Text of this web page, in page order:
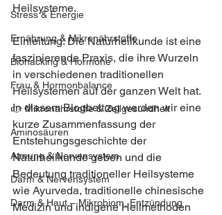
Stress & Energie
Ernährung & Mikronährstoffe
Biohacking & Hormone
Frau & Hormonbalance
👉 Mikronährstoffe & Zellgesundheit
Aminosäuren
Atmung & Nervensystem
Darm & Nervensystem
Darm & Haut – Mikrobiom, Entzündung
Heilsysteme.
Einleitung: Die Naturheilkunde ist eine
faszinierende Praxis, die ihre Wurzeln
in verschiedenen traditionellen
Heilsystemen auf der ganzen Welt hat.
In diesem Blogbeitrag werden wir eine
kurze Zusammenfassung der
Entstehungsgeschichte der
Naturheilkunde geben und die
Bedeutung traditioneller Heilsysteme
wie Ayurveda, traditionelle chinesische
Medizin und indigene Heilmethoden